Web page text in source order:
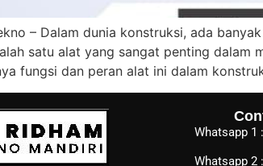
– Dalam dunia konstruksi, ada
satu alat yang sangat penting dalam
fungsi dan peran alat ini dalam
Whatsapp 1
Whatsapp 2